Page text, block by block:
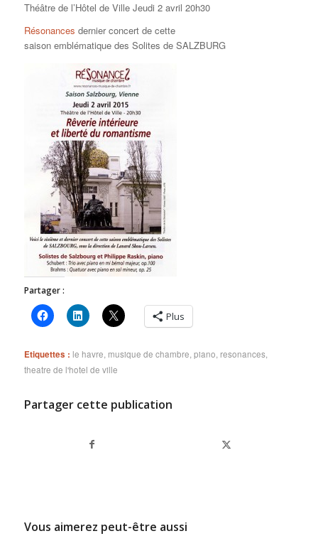
Théâtre de l’Hôtel de Ville Jeudi 2 avril 20h30
Résonances dernier concert de cette
saison emblématique des Solites de SALZBURG
Partager :
Plus
Etiquettes : le havre musique de chambre piano resonances,
theatre de l'hotel de ville
Partager cette publication
Vous aimerez peut-être aussi